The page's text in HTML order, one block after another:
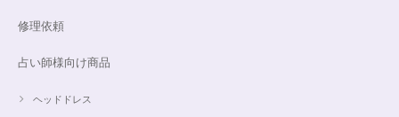
修理依頼
占い師様向け商品
ヘッドドレス